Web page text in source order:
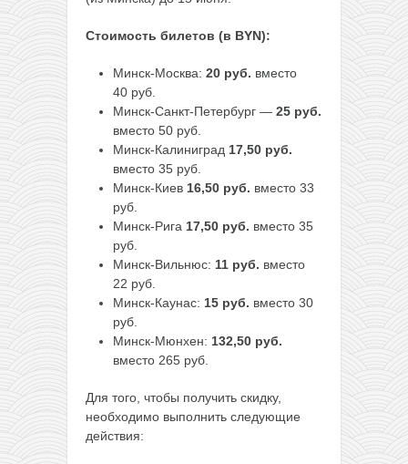
Стоимость билетов (в BYN):
Минск-Москва: 20 руб. вместо
40 руб.
Минск-Санкт-Петербург — 25 руб.
вместо 50 руб.
Минск-Калиниград 17,50 руб.
вместо 35 руб.
Минск-Киев 16,50 руб. вместо 33
руб.
Минск-Рига 17,50 руб. вместо 35
руб.
Минск-Вильнюс: 11 руб. вместо
22 руб.
Минск-Каунас: 15 руб. вместо 30
руб.
Минск-Мюнхен: 132,50 руб.
вместо 265 руб.
Для того, чтобы получить скидку,
необходимо выполнить следующие
действия: